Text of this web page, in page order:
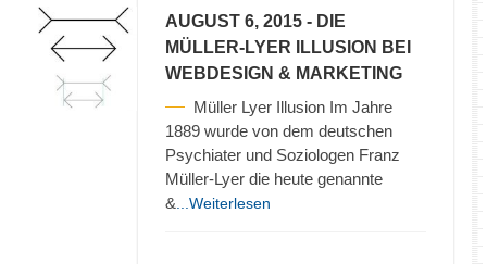
AUGUST 6, 2015 - DIE
MÜLLER-LYER ILLUSION BEI
WEBDESIGN & MARKETING
Müller Lyer Illusion Im Jahre
1889 wurde von dem deutschen
Psychiater und Soziologen Franz
Müller-Lyer die heute genannte
& ...Weiterlesen